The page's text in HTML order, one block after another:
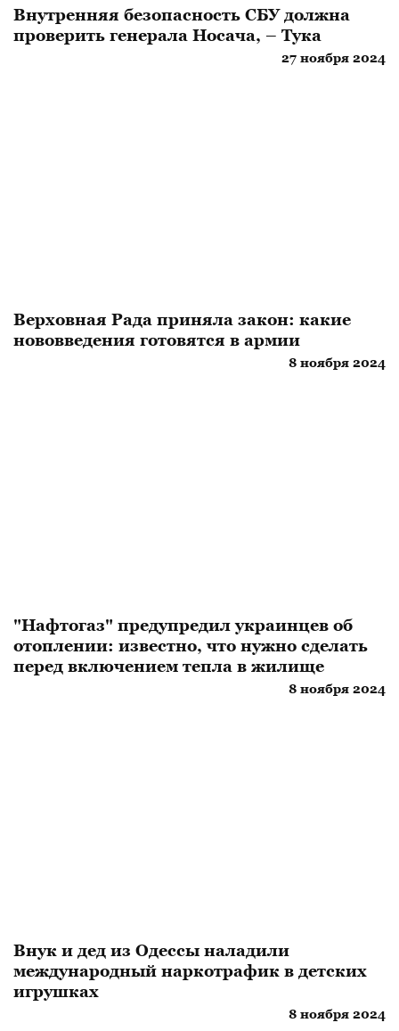
Внутренняя безопасность СБУ должна
проверить генерала Носача, – Тука
27 ноября 2024
Верховная Рада приняла закон: какие
нововведения готовятся в армии
8 ноября 2024
"Нафтогаз" предупредил украинцев об
отоплении: известно, что нужно сделать
перед включением тепла в жилище
8 ноября 2024
Внук и дед из Одессы наладили
международный наркотрафик в детских
игрушках
8 ноября 2024